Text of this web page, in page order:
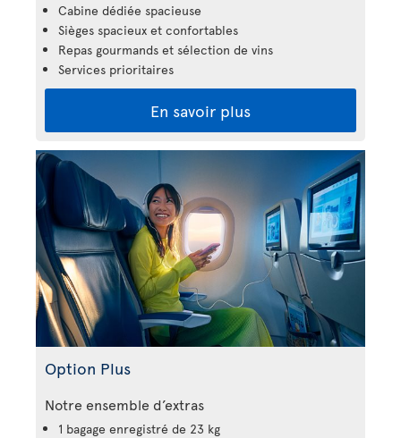
Cabine dédiée spacieuse
Sièges spacieux et confortables
Repas gourmands et sélection de vins
Services prioritaires
En savoir plus
Option Plus
Notre ensemble d’extras
1 bagage enregistré de 23 kg